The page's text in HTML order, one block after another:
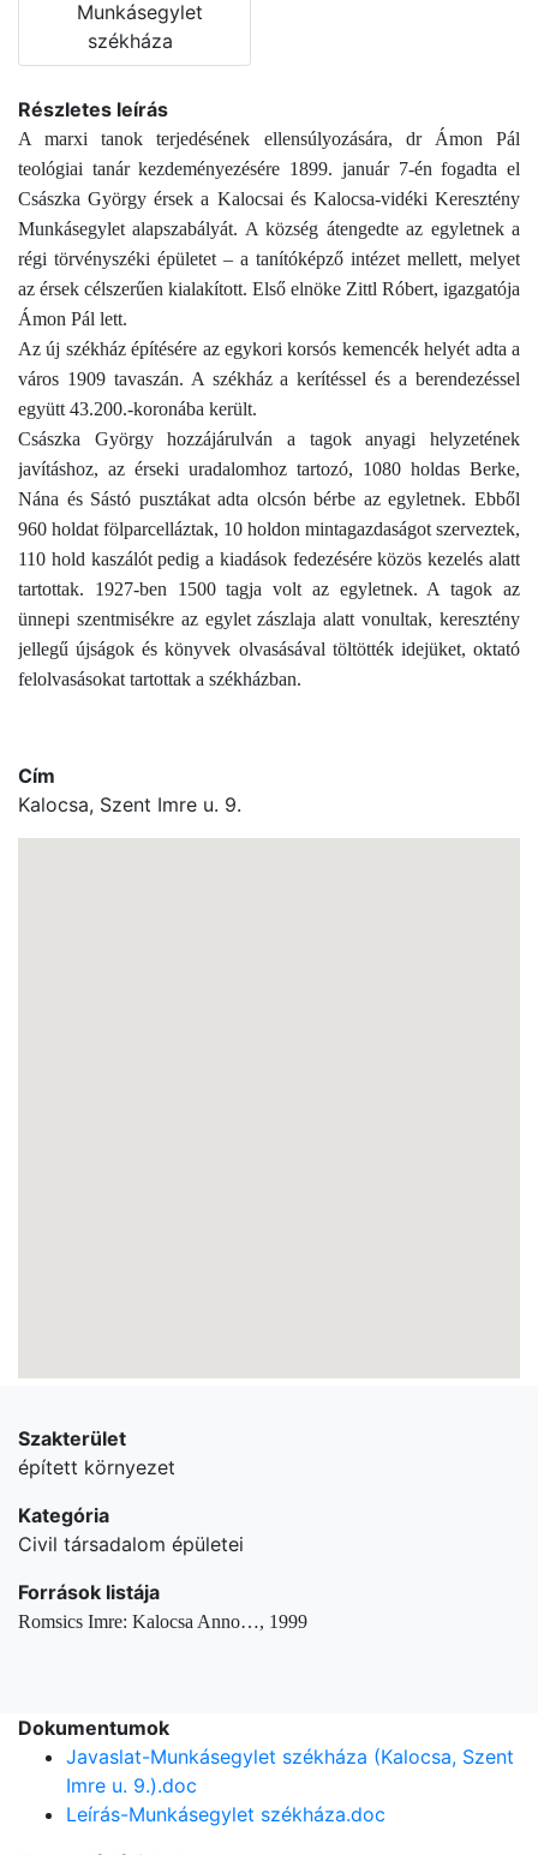
Munkásegylet
székháza
Részletes leírás
A marxi tanok terjedésének ellensúlyozására, dr Ámon Pál
teológiai tanár kezdeményezésére 1899. január 7-én fogadta el
Császka György érsek a Kalocsai és Kalocsa-vidéki Keresztény
Munkásegylet alapszabályát. A község átengedte az egyletnek a
régi törvényszéki épületet – a tanítóképző intézet mellett, melyet
az érsek célszerűen kialakított. Első elnöke Zittl Róbert, igazgatója
Ámon Pál lett.
Az új székház építésére az egykori korsós kemencék helyét adta a
város 1909 tavaszán. A székház a kerítéssel és a berendezéssel
együtt 43.200.-koronába került.
Császka György hozzájárulván a tagok anyagi helyzetének
javításhoz, az érseki uradalomhoz tartozó, 1080 holdas Berke,
Nána és Sástó pusztákat adta olcsón bérbe az egyletnek. Ebből
960 holdat fölparcelláztak, 10 holdon mintagazdaságot szerveztek,
110 hold kaszálót pedig a kiadások fedezésére közös kezelés alatt
tartottak. 1927-ben 1500 tagja volt az egyletnek. A tagok az
ünnepi szentmisékre az egylet zászlaja alatt vonultak, keresztény
jellegű újságok és könyvek olvasásával töltötték idejüket, oktató
felolvasásokat tartottak a székházban.
Cím
Kalocsa, Szent Imre u. 9.
Szakterület
épített környezet
Kategória
Civil társadalom épületei
Források listája
Romsics Imre: Kalocsa Anno…, 1999
Dokumentumok
Javaslat-Munkásegylet székháza (Kalocsa, Szent
Imre u. 9.).doc
Leírás-Munkásegylet székháza.doc